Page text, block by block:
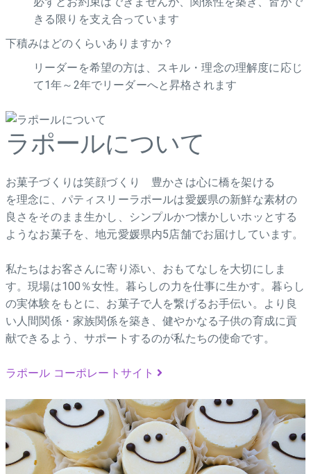
きる限りを支え合っています
下積みはどのくらいありますか？
リーダーを希望の方は、スキル・理念の理解度に応じ
て1年～2年でリーダーへと昇格されます
ラポールについて
お菓子づくりは笑顔づくり 豊かさは心に橋を架ける
を理念に、パティスリーラポールは愛媛県の新鮮な素材の
良さをそのまま生かし、シンプルかつ懐かしいホッとする
ようなお菓子を、地元愛媛県内5店舗でお届けしています。
私たちはお客さんに寄り添い、おもてなしを大切にしま
す。現場は100％女性。暮らしの力を仕事に生かす。暮らし
の実体験をもとに、お菓子で人を繋げるお手伝い。より良
い人間関係・家族関係を築き、健やかなる子供の育成に貢
献できるよう、サポートするのが私たちの使命です。
ラポール コーポレートサイト